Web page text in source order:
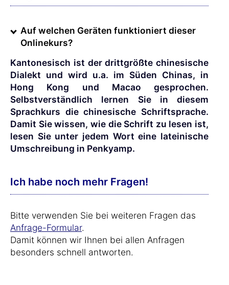
Auf welchen Geräten funktioniert dieser
Onlinekurs?
Kantonesisch ist der drittgrößte chinesische
Dialekt und wird u.a. im Süden Chinas, in
Hong Kong und Macao gesprochen.
Selbstverständlich lernen Sie in diesem
Sprachkurs die chinesische Schriftsprache.
Damit Sie wissen, wie die Schrift zu lesen ist,
lesen Sie unter jedem Wort eine lateinische
Umschreibung in Penkyamp.
Ich habe noch mehr Fragen!
Bitte verwenden Sie bei weiteren Fragen das
Anfrage-Formular.
Damit können wir Ihnen bei allen Anfragen
besonders schnell antworten.